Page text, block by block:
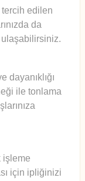
edilen
da
dayanıklığı
ile tonlama
işleme
için ipliğinizi